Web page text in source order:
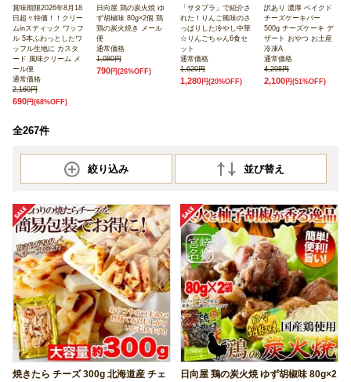
賞味期限2026年8月18
日超々特価！！クリー
ムinスティック ワッフ
ル 5本ふわっとしたワ
ッフル生地に カスタ
ード 風味クリーム メ
ール便
通常価格
2,160円
690 円(68%OFF)
日向屋 鶏の炭火焼 ゆ
ず胡椒味 80g×2個 鶏
鶏の炭火焼き メール
便
通常価格
1,080円
790円(26%OFF)
「サタプラ」で紹介さ
れた！りんご風味のさ
っぱりした冷やし中華
☆りんごちゃん6食セ
ット
通常価格
1,620円
1,280円(20%OFF)
訳あり 濃厚 ベイクド
チーズケーキバー
500g チーズケーキ デ
ザート おやつ お土産
冷凍A
通常価格
4,298円
2,100円(51%OFF)
全267件
絞り込み 並び替え
焼きたら チーズ 300g 北海道産 チェ
日向屋 鶏の炭火焼 ゆず胡椒味 80g×2